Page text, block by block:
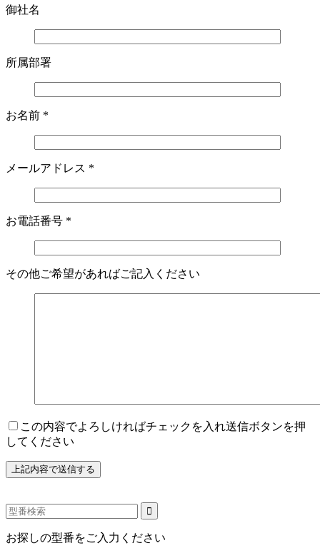
御社名
所属部署
お名前 *
メールアドレス *
お電話番号 *
その他ご希望があればご記入ください
この内容でよろしければチェックを入れ送信ボタンを押
してください
お探しの型番をご入力ください